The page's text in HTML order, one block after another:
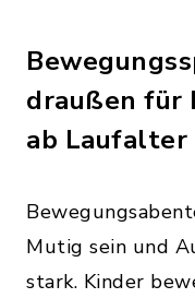
draußen für
ab Laufalter
Mutig sein und
stark. Kinder